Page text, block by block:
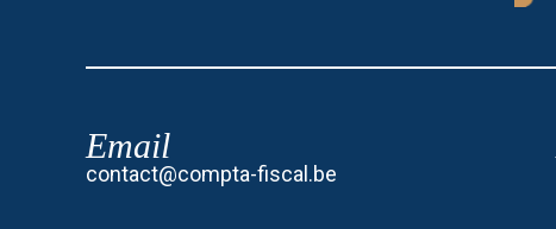
Email
contact@compta-fiscal.be